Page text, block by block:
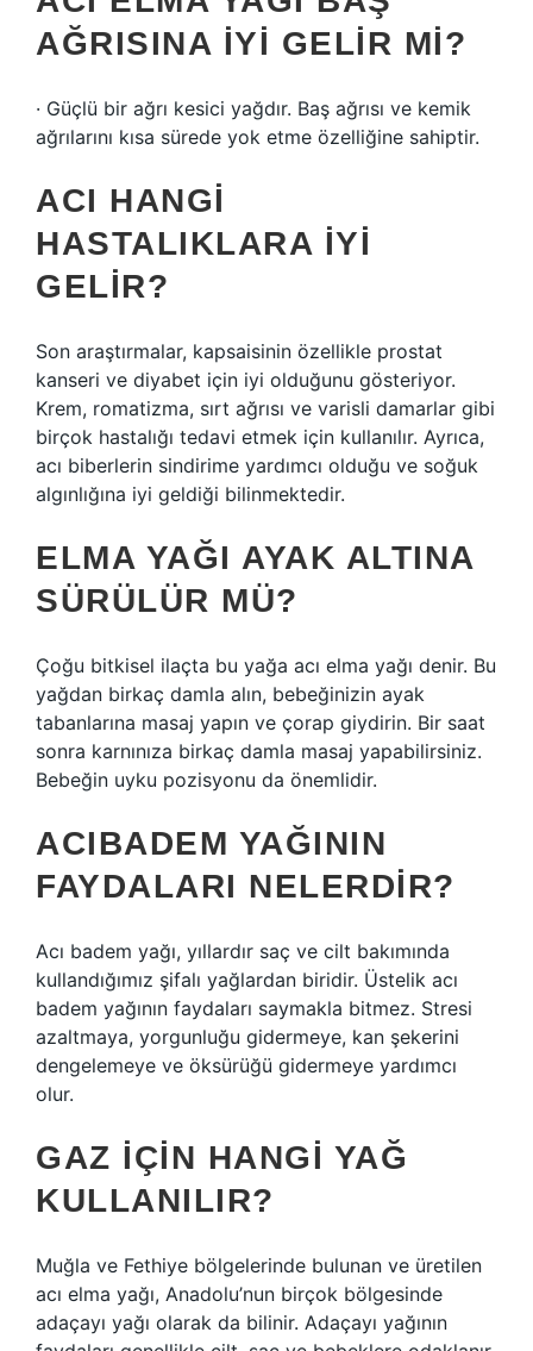
AĞRISINA IYI GELIR MI?
· Güçlü bir ağrı kesici yağdır. Baş ağrısı ve kemik
ağrılarını kısa sürede yok etme özelliğine sahiptir.
ACI HANGI
HASTALIKLARA IYI
GELIR?
Son araştırmalar, kapsaisinin özellikle prostat
kanseri ve diyabet için iyi olduğunu gösteriyor.
Krem, romatizma, sırt ağrısı ve varisli damarlar gibi
birçok hastalığı tedavi etmek için kullanılır. Ayrıca,
acı biberlerin sindirime yardımcı olduğu ve soğuk
algınlığına iyi geldiği bilinmektedir.
ELMA YAĞI AYAK ALTINA
SÜRÜLÜR MÜ?
Çoğu bitkisel ilaçta bu yağa acı elma yağı denir. Bu
yağdan birkaç damla alın, bebeğinizin ayak
tabanlarına masaj yapın ve çorap giydirin. Bir saat
sonra karnınıza birkaç damla masaj yapabilirsiniz.
Bebeğin uyku pozisyonu da önemlidir.
ACIBADEM YAĞININ
FAYDALARI NELERDIR?
Acı badem yağı, yıllardır saç ve cilt bakımında
kullandığımız şifalı yağlardan biridir. Üstelik acı
badem yağının faydaları saymakla bitmez. Stresi
azaltmaya, yorgunluğu gidermeye, kan şekerini
dengelemeye ve öksürüğü gidermeye yardımcı
olur.
GAZ IÇIN HANGI YAĞ
KULLANILIR?
Muğla ve Fethiye bölgelerinde bulunan ve üretilen
acı elma yağı, Anadolu’nun birçok bölgesinde
adaçayı yağı olarak da bilinir. Adaçayı yağının